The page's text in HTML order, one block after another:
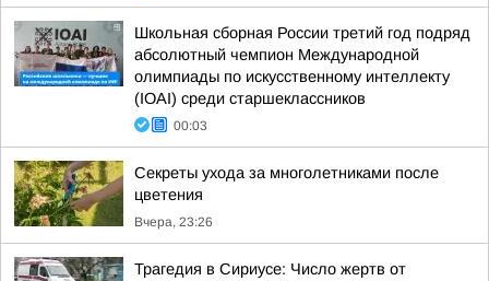
Школьная сборная России третий год подряд
абсолютный чемпион Международной
олимпиады по искусственному интеллекту
(IOAI) среди старшеклассников
00:03
Секреты ухода за многолетниками после
цветения
Вчера, 23:26
Трагедия в Сириусе: Число жертв от